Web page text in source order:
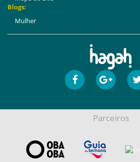
Blogs:
Mulher
Parceiros